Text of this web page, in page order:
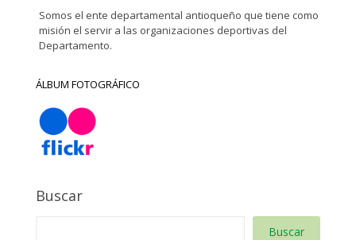
Somos el ente departamental antioqueño que tiene como
misión el servir a las organizaciones deportivas del
Departamento.
ÁLBUM FOTOGRÁFICO
Buscar
Buscar